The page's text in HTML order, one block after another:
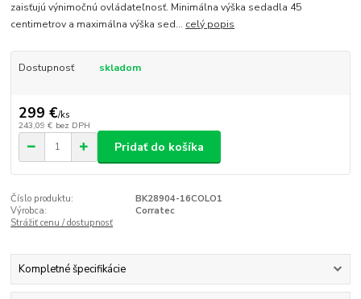
zaisťujú výnimočnú ovládateľnosť. Minimálna výška sedadla 45
centimetrov a maximálna výška sed... celý popis
Dostupnosť skladom
299 €/ks
243,09 € bez DPH
Pridať do košíka
Číslo produktu:
BK28904-16COLO1
Výrobca:
Corratec
Strážiť cenu / dostupnosť
Kompletné špecifikácie